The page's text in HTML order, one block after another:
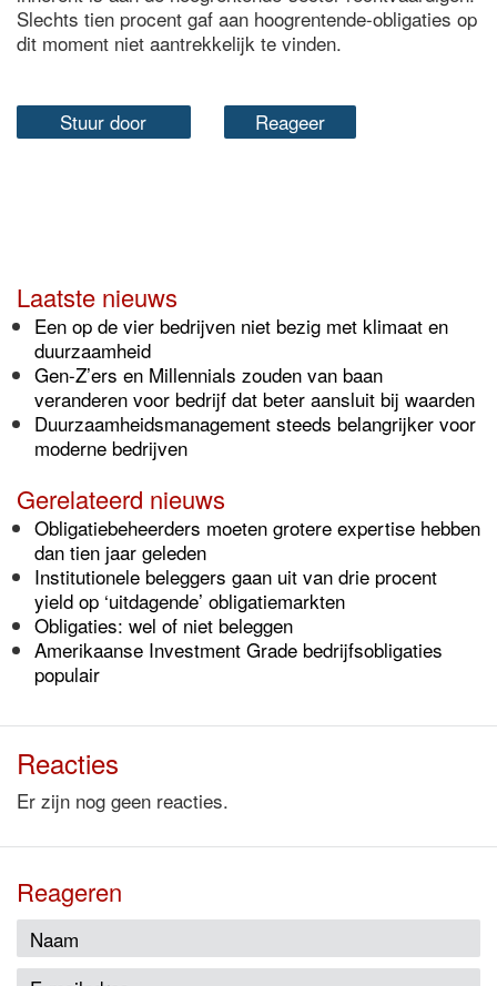
Slechts tien procent gaf aan hoogrentende-obligaties op
dit moment niet aantrekkelijk te vinden.
Stuur door Reageer
Laatste nieuws
Een op de vier bedrijven niet bezig met klimaat en
duurzaamheid
Gen-Z’ers en Millennials zouden van baan
veranderen voor bedrijf dat beter aansluit bij waarden
Duurzaamheidsmanagement steeds belangrijker voor
moderne bedrijven
Gerelateerd nieuws
Obligatiebeheerders moeten grotere expertise hebben
dan tien jaar geleden
Institutionele beleggers gaan uit van drie procent
yield op ‘uitdagende’ obligatiemarkten
Obligaties: wel of niet beleggen
Amerikaanse Investment Grade bedrijfsobligaties
populair
Reacties
Er zijn nog geen reacties.
Reageren